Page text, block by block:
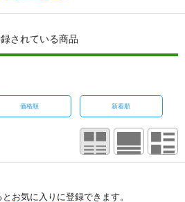
されている商品
価格順 新着順
お気に入りに登録できます。